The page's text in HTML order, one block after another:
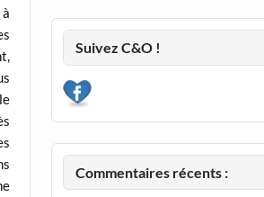
Suivez C&O !
Commentaires récents :